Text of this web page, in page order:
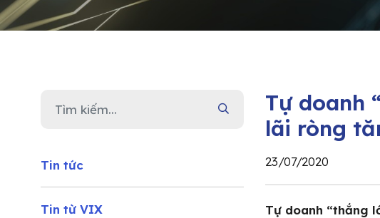
Tin tức
Tin từ VIX
Tự doanh
lãi ròng
23/07/2020
Tự doanh “thắng